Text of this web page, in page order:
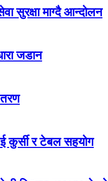
सुरक्षा माग्दै आन्दोलन
जडान
कुर्सी र टेबल सहयोग